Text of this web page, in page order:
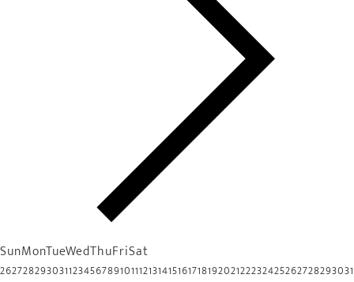
SunMonTueWedThuFriSat
26272829303112345678910111213141516171819202122232425262728293031